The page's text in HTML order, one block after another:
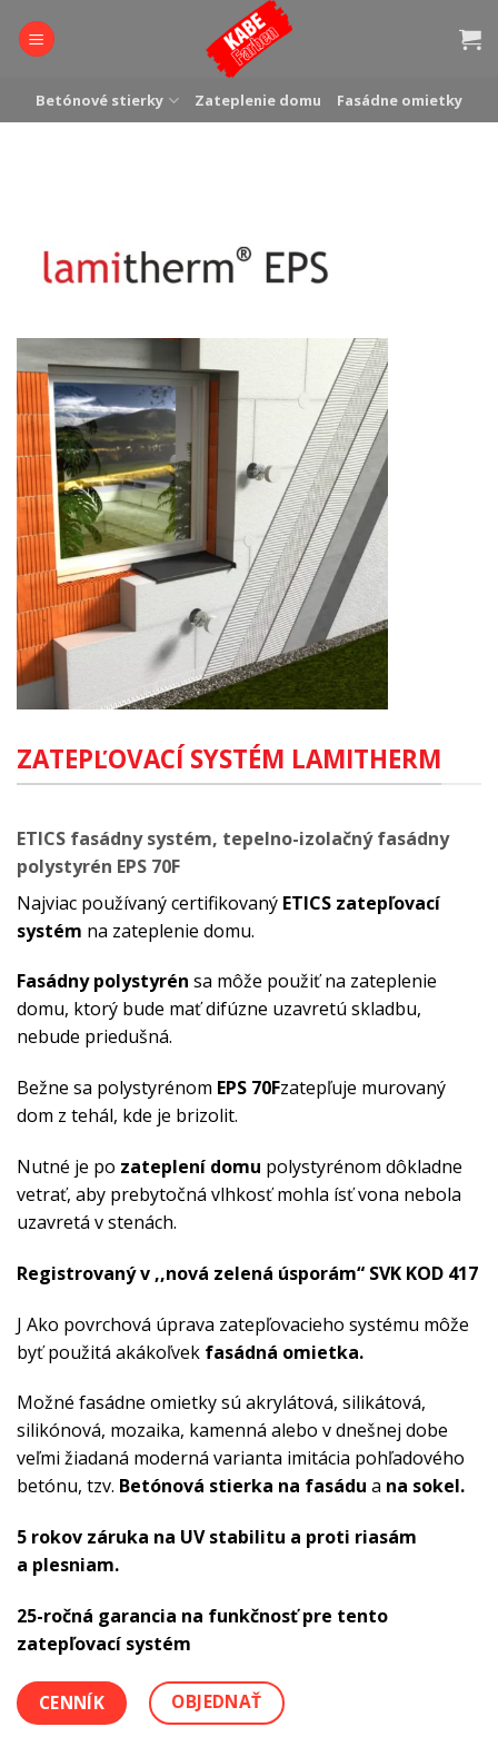
Betónové stierky Zateplenie domu Fasádne omietky
ZATEPĽOVACÍ SYSTÉM LAMITHERM
ETICS fasádny systém, tepelno-izolačný fasádny
polystyrén EPS 70F
Najviac používaný certifikovaný ETICS zatepľovací
systém na zateplenie domu.
Fasádnypolystyrén sa môže použiť na zateplenie
domu, ktorý bude mať difúzne uzavretú skladbu,
nebude priedušná.
Bežne sa polystyrénom EPS 70Fzatepľuje murovaný
dom z tehál, kde je brizolit.
Nutné je po zateplení domu polystyrénom dôkladne
vetrať, aby prebytočná vlhkosť mohla ísť vona nebola
uzavretá v stenách.
Registrovaný v ,,nová zelená úsporám“ SVK KOD 417
J Ako povrchová úprava zatepľovacieho systému môže
byť použitá akákoľvek fasádná omietka.
Možné fasádne omietky sú akrylátová, silikátová,
silikónová, mozaika, kamenná alebo v dnešnej dobe
veľmi žiadaná moderná varianta imitácia pohľadového
betónu, tzv. Betónová stierka na fasádu a na sokel.
5 rokov záruka na UV stabilitu a proti riasám
a plesniam.
25-ročná garancia na funkčnosť pre tento
zatepľovací systém
CENNÍK OBJEDNAŤ